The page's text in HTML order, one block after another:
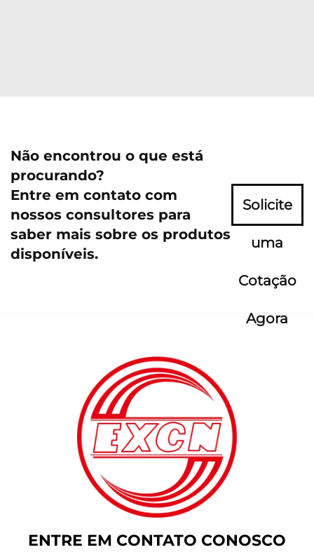
Não encontrou o que está
procurando?
Entre em contato com
nossos consultores para
saber mais sobre os produtos
disponíveis.
Solicite
uma
Cotação
Agora
ENTRE EM CONTATO CONOSCO